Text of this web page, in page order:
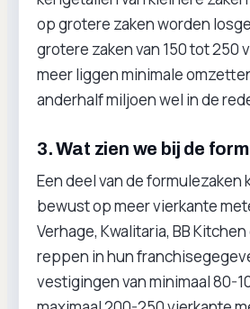
op grotere zaken worden
grotere zaken van 150 tot 250
meer liggen minimale
anderhalf miljoen wel in de
3. Wat zien we bij de
Een deel van de formulezaken
bewust op meer vierkante
Verhage, Kwalitaria, BB
reppen in hun
vestigingen van minimaal 80-